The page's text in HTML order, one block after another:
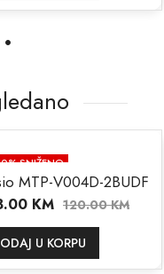
% SNIŽENO
MTP-V004D-2BUDF
KM 120.00KM
U KORPU